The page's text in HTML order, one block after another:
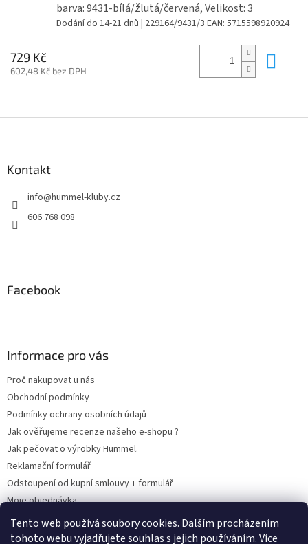
Tento web používá soubory cookies. Dalším procházením
tohoto webu vyjadřujete souhlas s jejich používáním. Více
barva: 9431-bílá/žlutá/červená, Velikost: 3
Dodání do 14-21 dnů | 229164/9431/3 EAN: 5715598920924
729 Kč
602,48 Kč bez DPH
Kontakt
info@hummel-kluby.cz
606 768 098
Facebook
Informace pro vás
Proč nakupovat u nás
Obchodní podmínky
Podmínky ochrany osobních údajů
Jak ověřujeme recenze našeho e-shopu ?
Jak pečovat o výrobky Hummel.
Reklamační formulář
Odstoupení od kupní smlouvy + formulář
Moje objednávka
Odstoupení od smlouvy